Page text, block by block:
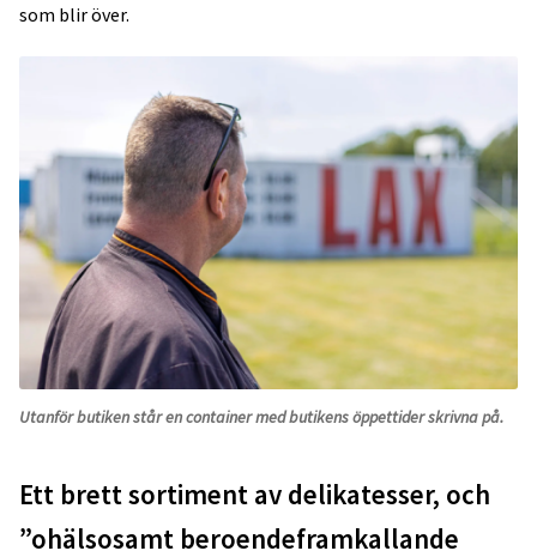
som blir över.
Utanför butiken står en container med butikens öppettider skrivna på.
Ett brett sortiment av delikatesser, och
”ohälsosamt beroendeframkallande